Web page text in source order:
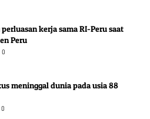
kerja sama RI-Peru saat
Peru
0
meninggal dunia pada usia 88
0